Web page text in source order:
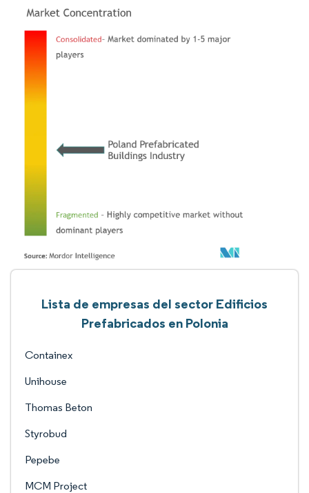
Lista de empresas del sector Edificios
Prefabricados en Polonia
Containex
Unihouse
Thomas Beton
Styrobud
Pepebe
MCM Project